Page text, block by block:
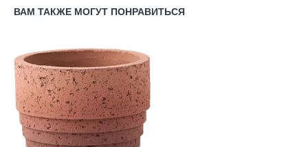
ВАМ ТАКЖЕ МОГУТ ПОНРАВИТЬСЯ